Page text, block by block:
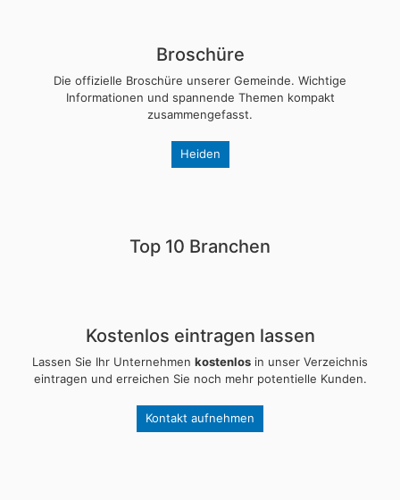
Broschüre
Die offizielle Broschüre unserer Gemeinde. Wichtige
Informationen und spannende Themen kompakt
zusammengefasst.
Heiden
Top 10 Branchen
Kostenlos eintragen lassen
Lassen Sie Ihr Unternehmen kostenlos in unser Verzeichnis
eintragen und erreichen Sie noch mehr potentielle Kunden.
Kontakt aufnehmen